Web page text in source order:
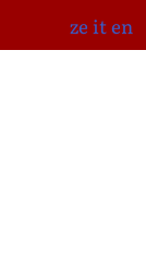
ze iten